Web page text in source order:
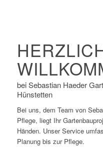
bei Sebastian Haeder
Hünstetten
Bei uns, dem Team von
Pflege, liegt Ihr
Händen. Unser Service
Planung bis zur Pflege.